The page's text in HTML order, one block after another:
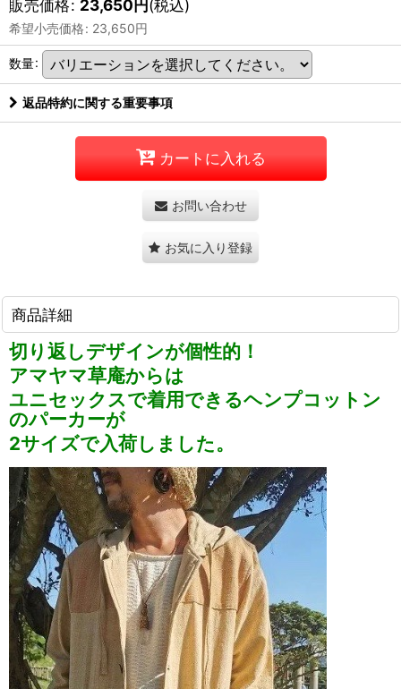
販売価格: 23,650円(税込)
希望小売価格: 23,650円
数量:
返品特約に関する重要事項
カートに入れる
お問い合わせ
お気に入り登録
商品詳細
切り返しデザインが個性的！
アマヤマ草庵からは
ユニセックスで着用できるヘンプコットン
のパーカーが
2サイズで入荷しました。